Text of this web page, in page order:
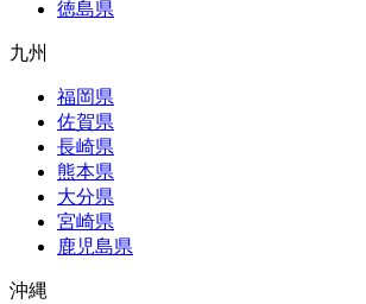
徳島県
九州
福岡県
佐賀県
長崎県
熊本県
大分県
宮崎県
鹿児島県
沖縄